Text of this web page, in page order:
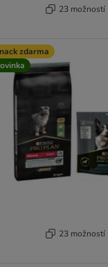
23 možností
zdarma
23 možností